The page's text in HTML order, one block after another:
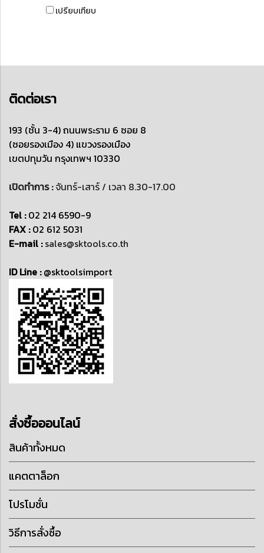
เปรียบเทียบ
ติดต่อเรา
193 (ชั้น 3-4) ถนนพระราม 6 ซอย 8
(ซอยรองเมือง 4) แขวงรองเมือง
เขตปทุมวัน กรุงเทพฯ 10330
เปิดทำการ :จันทร์-เสาร์ / เวลา 8.30-17.00
Tel :02 214 6590-9
FAX :02 612 5031
E-mail : sales@sktools.co.th
ID Line :@sktoolsimport
สั่งซื้อออนไลน์
สินค้าทั้งหมด
แคตตาล็อก
โปรโมชั่น
วิธีการสั่งซื้อ